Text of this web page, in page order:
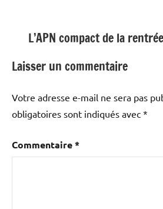
L’APN compact de la
Laisser un commentaire
Votre adresse e-mail ne sera pas
obligatoires sont indiqués avec *
Commentaire*